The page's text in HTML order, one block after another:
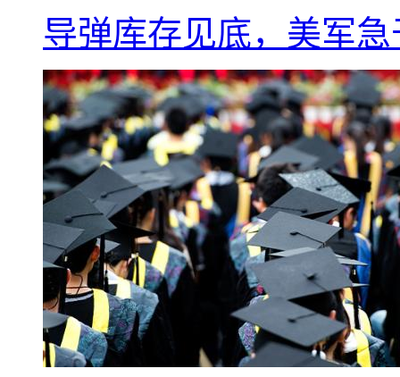
导弹库存见底，美军